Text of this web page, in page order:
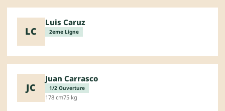
LC
Luis Caruz
2eme Ligne
JC
Juan Carrasco
1/2 Ouverture
178 cm75 kg